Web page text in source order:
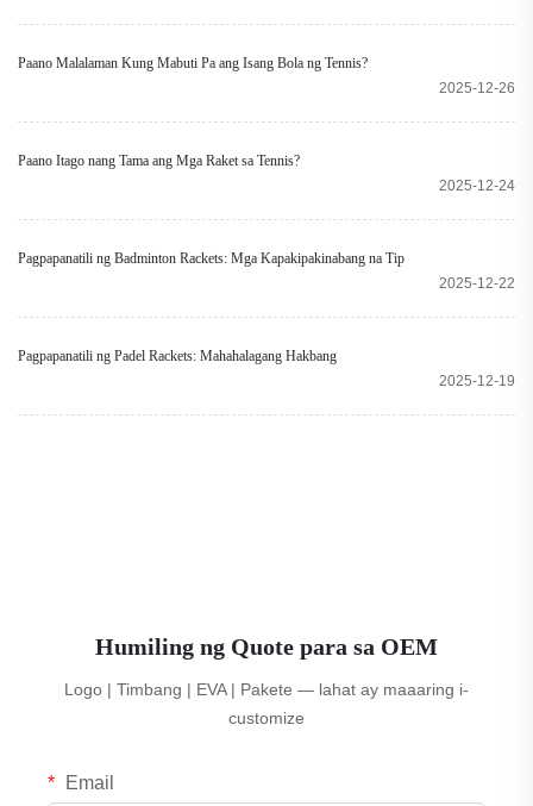
Paano Malalaman Kung Mabuti Pa ang Isang Bola ng Tennis?
2025-12-26
Paano Itago nang Tama ang Mga Raket sa Tennis?
2025-12-24
Pagpapanatili ng Badminton Rackets: Mga Kapakipakinabang na Tip
2025-12-22
Pagpapanatili ng Padel Rackets: Mahahalagang Hakbang
2025-12-19
Humiling ng Quote para sa OEM
Logo | Timbang | EVA | Pakete — lahat ay maaaring i-
customize
Email